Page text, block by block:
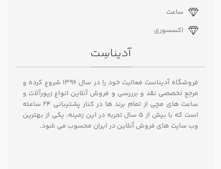
ساعت
اکسسوری
آدیناسِت
فروشگاه آدیناست فعالیت خود را در سال ۱۳۹۶ شروع کرده و
مرجع تخصصی نقد و برررسی و فروش آنلاین انواع زیورآلات و
ساعت های مچی از تمام برند ها در کنار پشتیبانی ۲۴ ساعته
است که با بیش از 5 سال تجربه در این زمینه، یکی از بهترین
وب سایت های فروش آنلاین در ایران محسوب می شود.